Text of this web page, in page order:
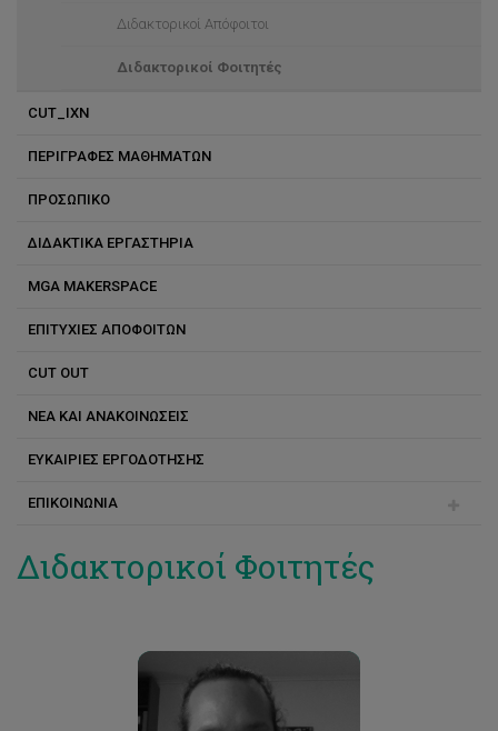
Διδακτορικοί Απόφοιτοι
Διδακτορικοί Φοιτητές
CUT_IXN
ΠΕΡΙΓΡΑΦΕΣ ΜΑΘΗΜΑΤΩΝ
ΠΡΟΣΩΠΙΚΟ
Διδακτικό Ερευνητικό Προσωπικό
Ειδικό Εκπαιδευτικό Προσωπικό
ΔΙΔΑΚΤΙΚΑ ΕΡΓΑΣΤΗΡΙΑ
MGA MAKERSPACE
ΕΠΙΤΥΧΙΕΣ ΑΠΟΦΟΙΤΩΝ
CUT OUT
ΝΕΑ ΚΑΙ ΑΝΑΚΟΙΝΩΣΕΙΣ
ΕΥΚΑΙΡΙΕΣ ΕΡΓΟΔΟΤΗΣΗΣ
ΕΠΙΚΟΙΝΩΝΙΑ
Διδακτορικοί Φοιτητές
Email